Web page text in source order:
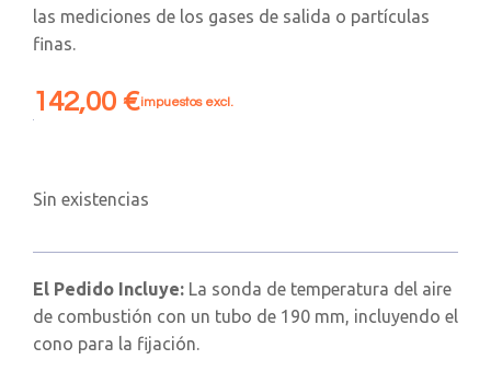
las mediciones de los gases de salida o partículas
finas.
142,00 €impuestos excl.
Sin existencias
El Pedido Incluye: La sonda de temperatura del aire
de combustión con un tubo de 190 mm, incluyendo el
cono para la fijación.